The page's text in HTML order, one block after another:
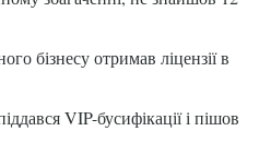
бізнесу отримав ліцензії в
VIP-бусифікації і пішов